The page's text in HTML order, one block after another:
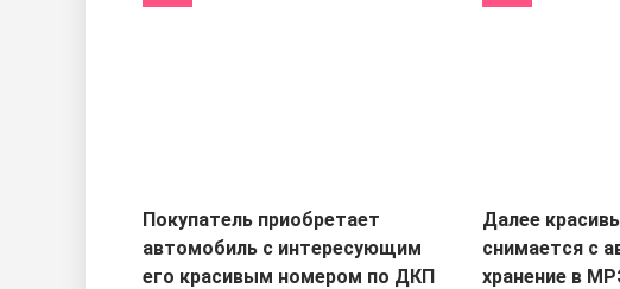
Покупатель приобретает
автомобиль с интересующим
его красивым номером по ДКП
Далее
снимается с
хранение в